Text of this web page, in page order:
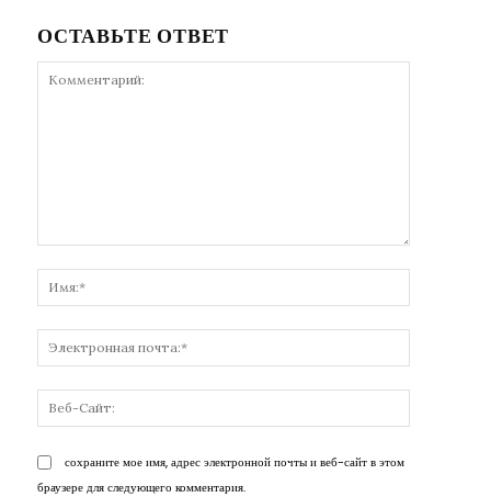
ОСТАВЬТЕ ОТВЕТ
почта:*
Сайт:
сохраните мое имя, адрес электронной почты и веб-сайт в этом
браузере для следующего комментария.